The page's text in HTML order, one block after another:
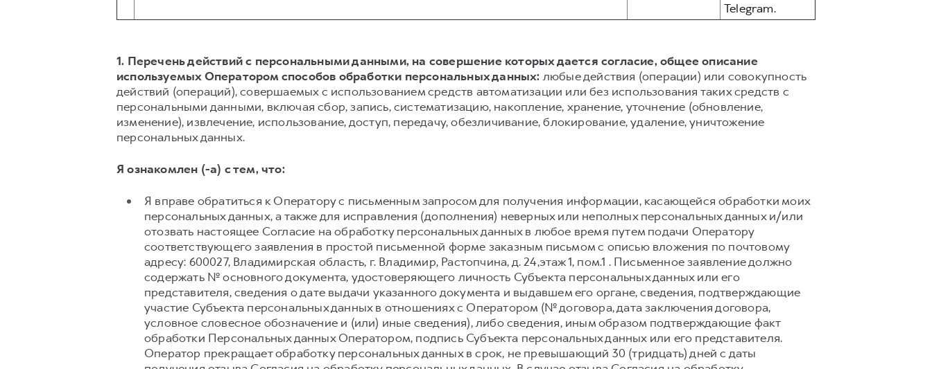
Telegram.
1. Перечень действий с персональными данными, на совершение которых дается согласие, общее описание
используемых Оператором способов обработки персональных данных: любые действия (операции) или совокупность
действий (операций), совершаемых с использованием средств автоматизации или без использования таких средств с
персональными данными, включая сбор, запись, систематизацию, накопление, хранение, уточнение (обновление,
изменение), извлечение, использование, доступ, передачу, обезличивание, блокирование, удаление, уничтожение
персональных данных.
Я ознакомлен (-а) с тем, что:
Я вправе обратиться к Оператору с письменным запросом для получения информации, касающейся обработки моих
персональных данных, а также для исправления (дополнения) неверных или неполных персональных данных и/или
отозвать настоящее Согласие на обработку персональных данных в любое время путем подачи Оператору
соответствующего заявления в простой письменной форме заказным письмом с описью вложения по почтовому
адресу: 600027, Владимирская область, г. Владимир, Растопчина, д. 24,этаж 1, пом.1 . Письменное заявление должно
содержать № основного документа, удостоверяющего личность Субъекта персональных данных или его
представителя, сведения о дате выдачи указанного документа и выдавшем его органе, сведения, подтверждающие
участие Субъекта персональных данных в отношениях с Оператором (№ договора, дата заключения договора,
условное словесное обозначение и (или) иные сведения), либо сведения, иным образом подтверждающие факт
обработки Персональных данных Оператором, подпись Субъекта персональных данных или его представителя.
Оператор прекращает обработку персональных данных в срок, не превышающий 30 (тридцать) дней с даты